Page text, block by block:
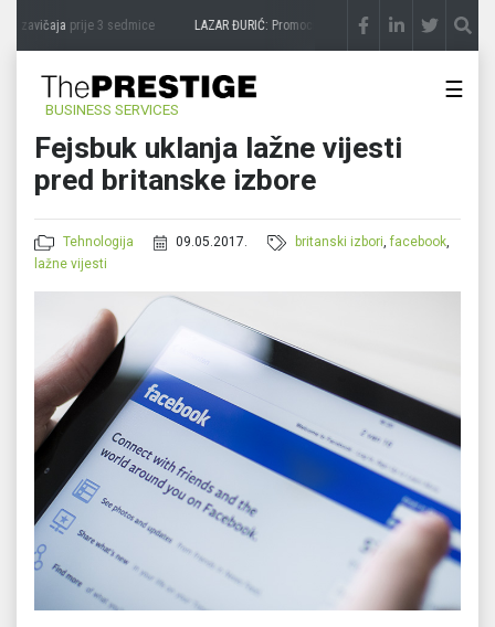
zavičajaprije 3 sedmice LAZAR ĐURIĆ: Promocija potencijal pretvara u destinaciju
BUSINESS SERVICES
☰
Fejsbuk uklanja lažne vijesti
pred britanske izbore
Tehnologija 09.05.2017. britanski izbori,facebook,
lažne vijesti